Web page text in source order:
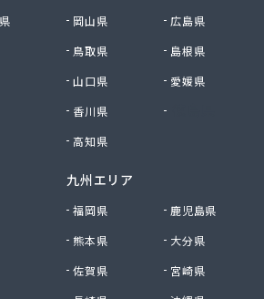
井原事業所/
社 玉野事業所/
社 津山支店/
二軒茶屋営業所/
岡山県
広島県
鳥取県
島根県
山口県
愛媛県
香川県
高知県
九州エリア
福岡県
鹿児島県
熊本県
大分県
佐賀県
宮崎県